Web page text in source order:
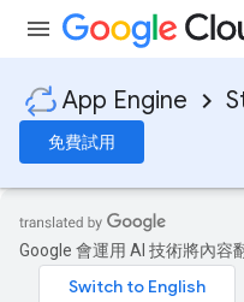
App Engine
免費試用
Google 會運用 AI 技術將內容